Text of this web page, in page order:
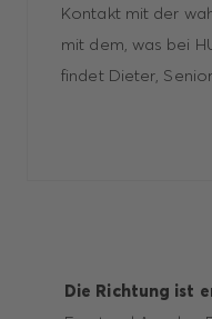
Kontakt mit der
mit dem, was bei
findet Dieter,
Die Richtung ist